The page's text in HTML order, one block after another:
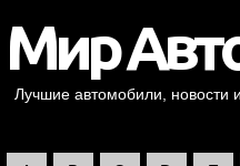
Лучшие автомобили, новости